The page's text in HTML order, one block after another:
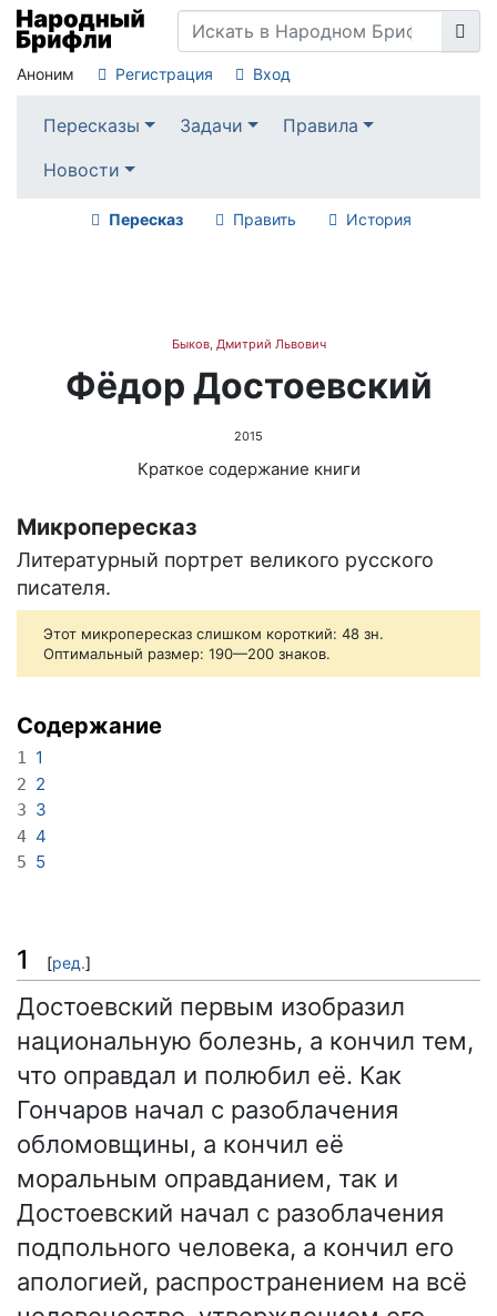
Аноним Регистрация Вход
Пересказы Задачи
Правила
Новости
Пересказ Править История
Быков, Дмитрий Львович
Фёдор Достоевский
2015
Краткое содержание книги
Микропересказ
Литературный портрет великого русского
писателя.
Этот микропересказ слишком короткий: 48 зн.
Оптимальный размер: 190—200 знаков.
Содержание
1 1
2 2
3 3
4 4
5 5
1 [ред.]
Достоевский первым изобразил
национальную болезнь, а кончил тем,
что оправдал и полюбил её. Как
Гончаров начал с разоблачения
обломовщины, а кончил её
моральным оправданием, так и
Достоевский начал с разоблачения
подпольного человека, а кончил его
апологией, распространением на всё